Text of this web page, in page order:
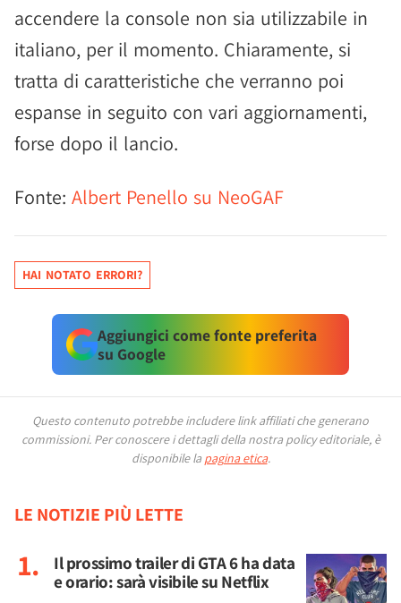
accendere la console non sia utilizzabile in
italiano, per il momento. Chiaramente, si
tratta di caratteristiche che verranno poi
espanse in seguito con vari aggiornamenti,
forse dopo il lancio.
Fonte: Albert Penello su NeoGAF
HAI NOTATO ERRORI?
Aggiungici come fonte preferita
su Google
Questo contenuto potrebbe includere link affiliati che generano
commissioni. Per conoscere i dettagli della nostra policy editoriale, è
disponibile la pagina etica.
LE NOTIZIE PIÙ LETTE
Il prossimo trailer di GTA 6 ha data
e orario: sarà visibile su Netflix